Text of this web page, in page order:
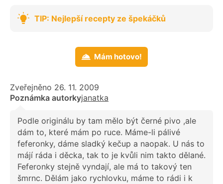
TIP: Nejlepší recepty ze špekáčků
Mám hotovo!
Zveřejněno 26. 11. 2009
Poznámka autorkyjanatka
Podle originálu by tam mělo být černé pivo ,ale
dám to, které mám po ruce. Máme-li pálivé
feferonky, dáme sladký kečup a naopak. U nás to
májí ráda i děcka, tak to je kvůli nim takto dělané.
Feferonky stejně vyndají, ale má to takový ten
šmrnc. Dělám jako rychlovku, máme to rádi i k